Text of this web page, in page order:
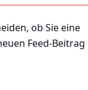
ob Sie eine
Feed-Beitrag